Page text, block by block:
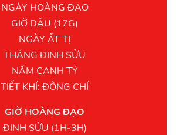
NGÀY HOÀNG ĐẠO
GIỜ DẬU (17G)
NGÀY ẤT TỊ
THÁNG ĐINH SỬU
NĂM CANH TÝ
TIẾT KHÍ: ĐÔNG CHÍ
GIỜ HOÀNG ĐẠO
ĐINH SỬU (1H-3H)